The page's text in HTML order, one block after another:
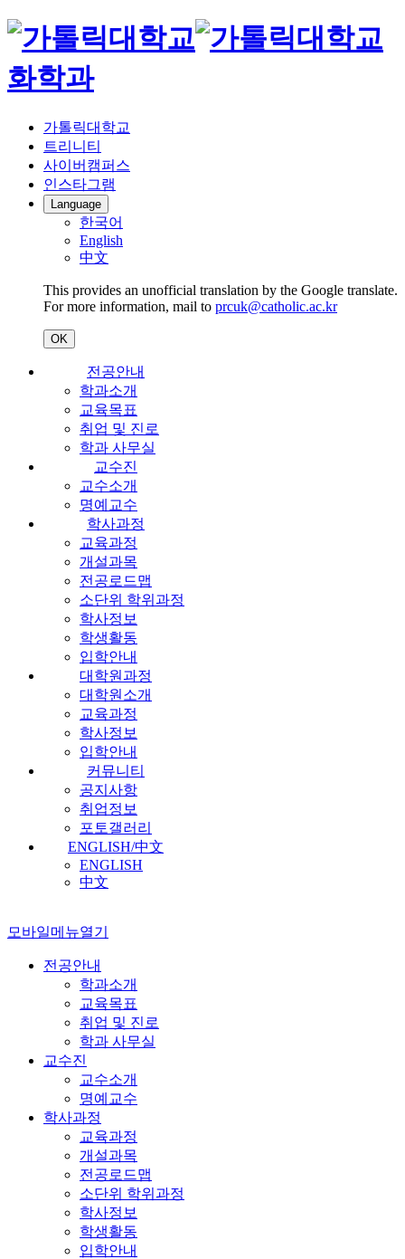
화학과
가톨릭대학교
트리니티
사이버캠퍼스
인스타그램
Language
한국어
English
中文
This provides an unofficial translation by the Google translate.
For more information, mail to prcuk@catholic.ac.kr
OK
전공안내
학과소개
교육목표
취업 및 진로
학과 사무실
교수진
교수소개
명예교수
학사과정
교육과정
개설과목
전공로드맵
소단위 학위과정
학사정보
학생활동
입학안내
대학원과정
대학원소개
교육과정
학사정보
입학안내
커뮤니티
공지사항
취업정보
포토갤러리
ENGLISH/中文
ENGLISH
中文
모바일메뉴열기
전공안내
학과소개
교육목표
취업 및 진로
학과 사무실
교수진
교수소개
명예교수
학사과정
교육과정
개설과목
전공로드맵
소단위 학위과정
학사정보
학생활동
입학안내